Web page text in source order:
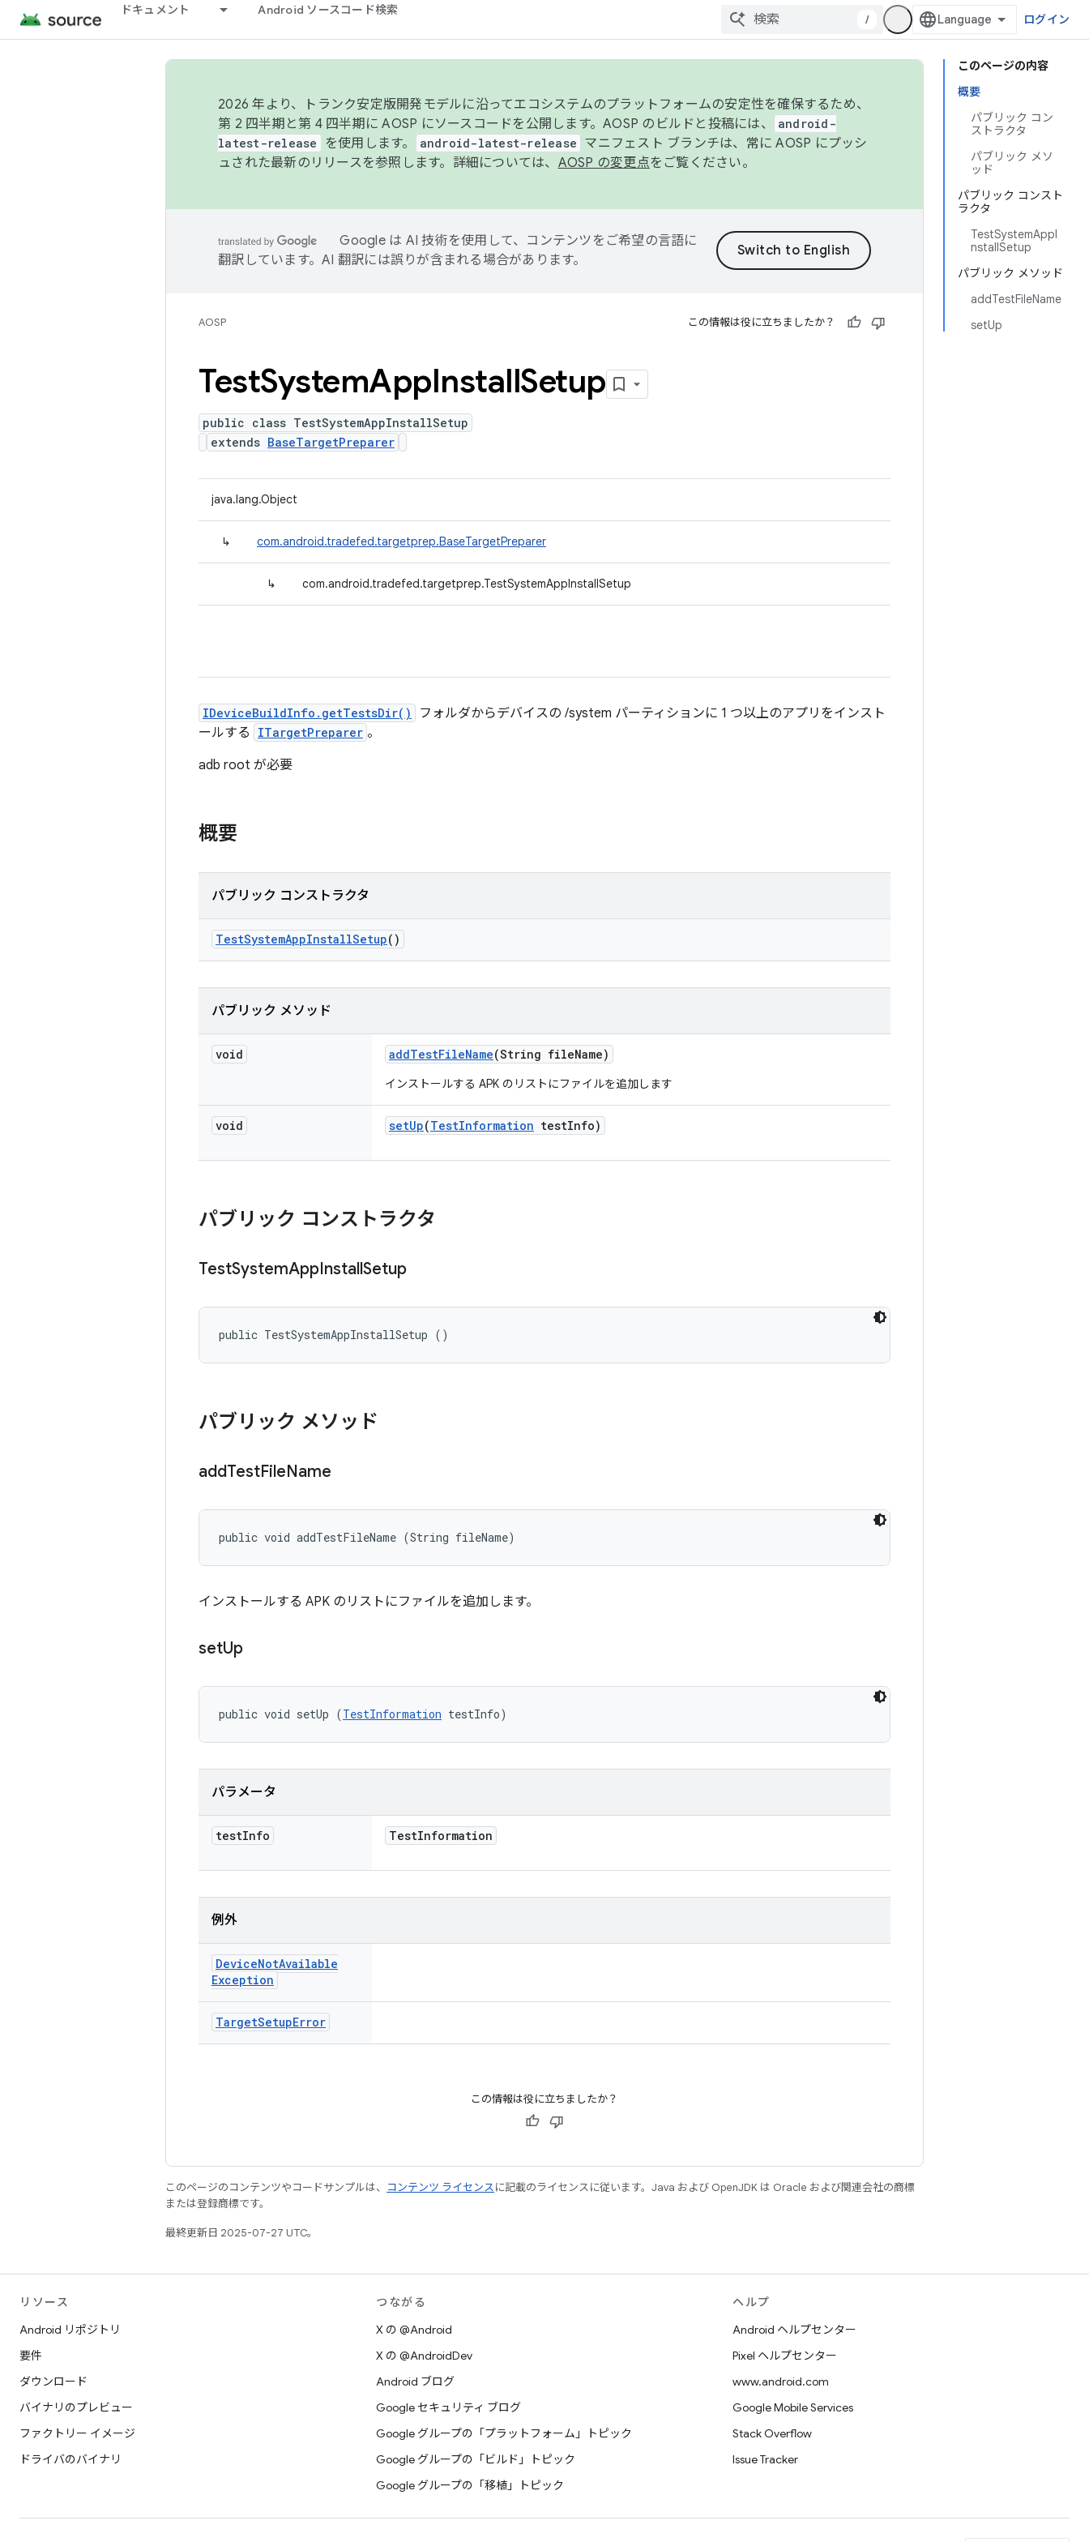
ドキュメント Android ソースコード検索
/ ログイン
このページの内容
概要
パブリック コン
ストラクタ
パブリック メソ
ッド
パブリック コンスト
ラクタ
TestSystemAppI
nstallSetup
パブリック メソッド
addTestFileName
setUp
2026 年より、トランク安定版開発モデルに沿ってエコシステムのプラットフォームの安定性を確保するため、
第 2 四半期と第 4 四半期に AOSP にソースコードを公開します。AOSP のビルドと投稿には、
android-
latest-release
を使用します。 android-latest-release マニフェスト ブランチは、常に AOSP にプッシ
ュされた最新のリリースを参照します。詳細については、 AOSP の変更点をご覧ください。
Google は AI 技術を使用して、コンテンツをご希望の言語に
翻訳しています。AI 翻訳には誤りが含まれる場合があります。
AOSP この情報は役に立ちましたか？
TestSystemAppInstallSetup
public class TestSystemAppInstallSetup
extends BaseTargetPreparer
java.lang.Object
↳ com.android.tradefed.targetprep.BaseTargetPreparer
↳ com.android.tradefed.targetprep.TestSystemAppInstallSetup
IDeviceBuildInfo.getTestsDir()
フォルダからデバイスの /system パーティションに 1 つ以上のアプリをインスト
ールする
ITargetPreparer 。
adb root が必要
概要
パブリック コンストラクタ
TestSystemAppInstallSetup()
パブリック メソッド
void addTestFileName(String fileName)
インストールする APK のリストにファイルを追加します
void setUp(TestInformation testInfo)
パブリック コンストラクタ
TestSystemAppInstallSetup
public TestSystemAppInstallSetup ()
パブリック メソッド
addTestFileName
public void addTestFileName (String fileName)
インストールする APK のリストにファイルを追加します。
setUp
public void setUp (TestInformation testInfo)
パラメータ
testInfo TestInformation
例外
DeviceNotAvailable
Exception
TargetSetupError
この情報は役に立ちましたか？
このページのコンテンツやコードサンプルは、 コンテンツ ライセンスに記載のライセンスに従います。Java および OpenJDK は Oracle および関連会社の商標
または登録商標です。
最終更新日 2025-07-27 UTC。
リソース
Android リポジトリ
要件
ダウンロード
バイナリのプレビュー
ファクトリー イメージ
ドライバのバイナリ
つながる
X の @Android
X の @AndroidDev
Android ブログ
Google セキュリティ ブログ
Google グループの「プラットフォーム」トピック
Google グループの「ビルド」トピック
Google グループの「移植」トピック
ヘルプ
Android ヘルプセンター
Pixel ヘルプセンター
www.android.com
Google Mobile Services
Stack Overflow
Issue Tracker